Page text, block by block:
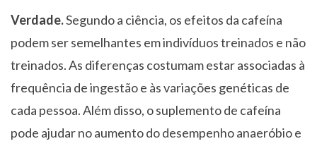
Verdade.Segundo a ciência, os efeitos da cafeína
podem ser semelhantes em indivíduos treinados e não
treinados. As diferenças costumam estar associadas à
frequência de ingestão e às variações genéticas de
cada pessoa. Além disso, o suplemento de cafeína
pode ajudar no aumento do desempenho anaeróbio e